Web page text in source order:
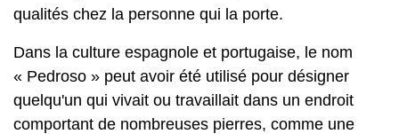
qualités chez la personne qui la porte.
Dans la culture espagnole et portugaise, le nom
« Pedroso » peut avoir été utilisé pour désigner
quelqu'un qui vivait ou travaillait dans un endroit
comportant de nombreuses pierres, comme une